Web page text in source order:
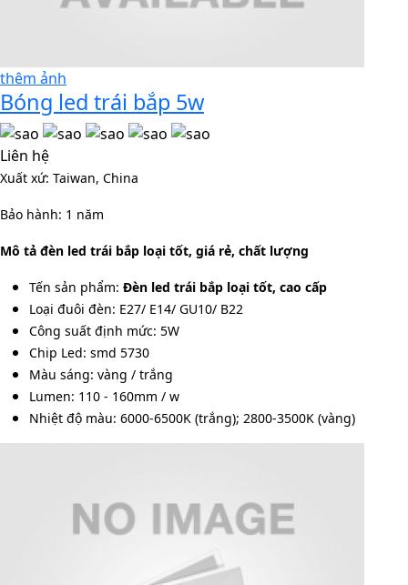
thêm ảnh
Bóng led trái bắp 5w
Liên hệ
Xuất xứ: Taiwan, China
Bảo hành: 1 năm
Mô tả đèn led trái bắp loại tốt, giá rẻ, chất lượng
Tến sản phẩm: Đèn led trái bắp loại tốt, cao cấp
Loại đuôi đèn: E27/ E14/ GU10/ B22
Công suất định mức: 5W
Chip Led: smd 5730
Màu sáng: vàng / trắng
Lumen: 110 - 160mm / w
Nhiệt độ màu: 6000-6500K (trắng); 2800-3500K (vàng)